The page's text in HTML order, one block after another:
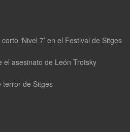
‘Nivel 7’ en el Festival de Sitges
el asesinato de León Trotsky
terror de Sitges